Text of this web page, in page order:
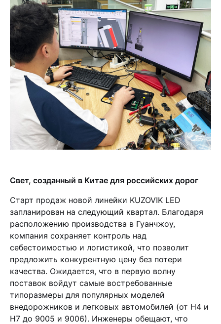
Свет, созданный в Китае для российских дорог
Старт продаж новой линейки KUZOVIK LED
запланирован на следующий квартал. Благодаря
расположению производства в Гуанчжоу,
компания сохраняет контроль над
себестоимостью и логистикой, что позволит
предложить конкурентную цену без потери
качества. Ожидается, что в первую волну
поставок войдут самые востребованные
типоразмеры для популярных моделей
внедорожников и легковых автомобилей (от H4 и
H7 до 9005 и 9006). Инженеры обещают, что